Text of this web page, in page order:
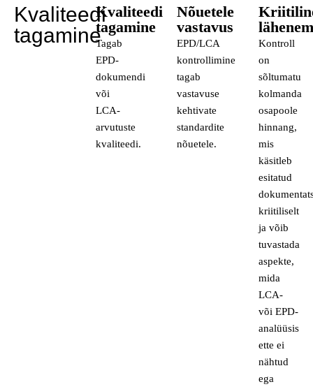
Kvaliteedi
tagamine
Kvaliteedi
tagamine
Tagab
EPD-
dokumendi
või
LCA-
arvutuste
kvaliteedi.
Nõuetele
vastavus
EPD/LCA
kontrollimine
tagab
vastavuse
kehtivate
standardite
nõuetele.
Kontroll
on
sõltumatu
kolmanda
osapoole
hinnang,
mis
käsitleb
esitatud
kriitiliselt
ja võib
tuvastada
aspekte,
mida
LCA-
või EPD-
analüüsis
ette ei
nähtud
ega